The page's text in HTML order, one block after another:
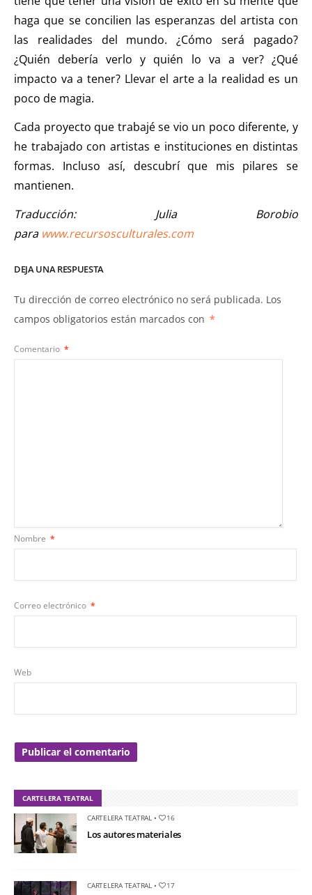
haga que se concilien las esperanzas del artista con
las realidades del mundo. ¿Cómo será pagado?
¿Quién debería verlo y quién lo va a ver? ¿Qué
impacto va a tener? Llevar el arte a la realidad es un
poco de magia.
Cada proyecto que trabajé se vio un poco diferente, y
he trabajado con artistas e instituciones en distintas
formas. Incluso así, descubrí que mis pilares se
mantienen.
Traducción: Julia Borobio
para www.recursosculturales.com
DEJA UNA RESPUESTA
Tu dirección de correo electrónico no será publicada. Los
campos obligatorios están marcados con *
Comentario *
Nombre *
Correo electrónico *
Web
CARTELERA TEATRAL
CARTELERA TEATRAL• 16
Los autores materiales
CARTELERA TEATRAL• 17